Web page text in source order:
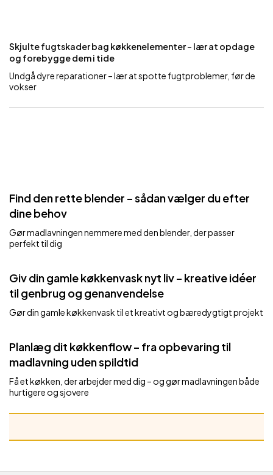
Skjulte fugtskader bag køkkenelementer – lær at opdage
og forebygge dem i tide
Undgå dyre reparationer – lær at spotte fugtproblemer, før de
vokser
Find den rette blender – sådan vælger du efter
dine behov
Gør madlavningen nemmere med den blender, der passer
perfekt til dig
Giv din gamle køkkenvask nyt liv – kreative idéer
til genbrug og genanvendelse
Gør din gamle køkkenvask til et kreativt og bæredygtigt projekt
Planlæg dit køkkenflow – fra opbevaring til
madlavning uden spildtid
Få et køkken, der arbejder med dig – og gør madlavningen både
hurtigere og sjovere